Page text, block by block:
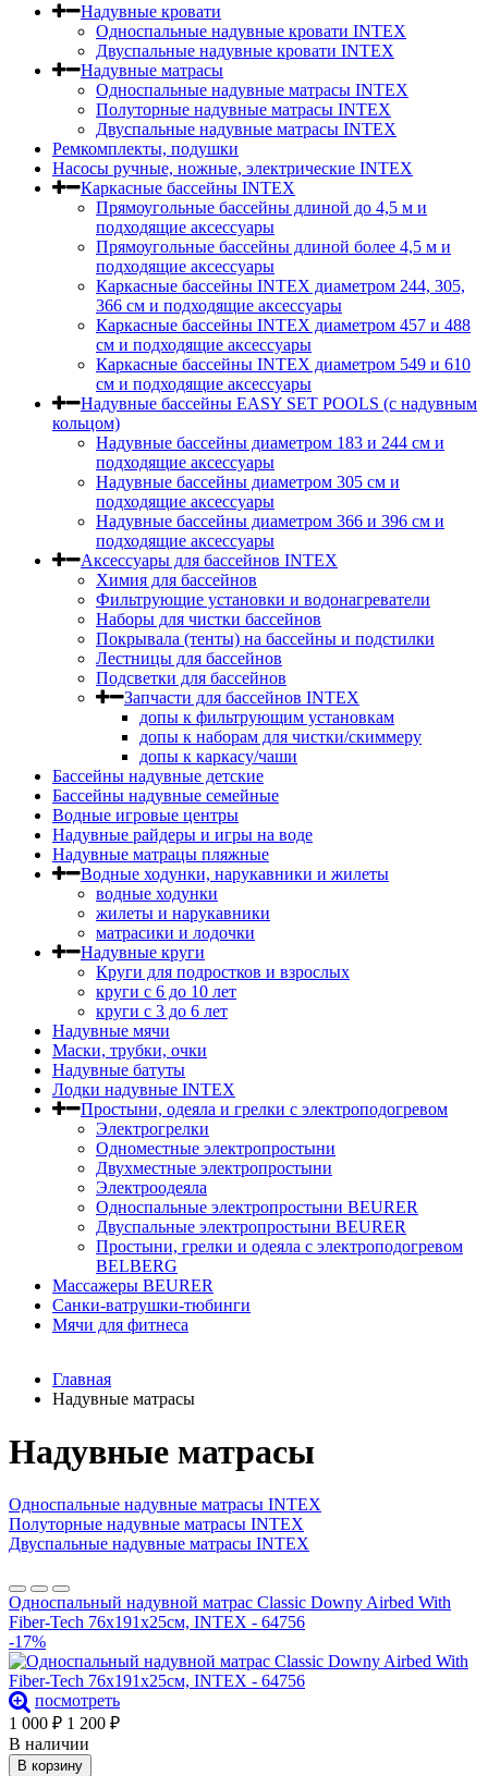
Надувные кровати
Односпальные надувные кровати INTEX
Двуспальные надувные кровати INTEX
Надувные матрасы
Односпальные надувные матрасы INTEX
Полуторные надувные матрасы INTEX
Двуспальные надувные матрасы INTEX
Ремкомплекты, подушки
Насосы ручные, ножные, электрические INTEX
Каркасные бассейны INTEX
Прямоугольные бассейны длиной до 4,5 м и
подходящие аксессуары
Прямоугольные бассейны длиной более 4,5 м и
подходящие аксессуары
Каркасные бассейны INTEX диаметром 244, 305,
366 см и подходящие аксессуары
Каркасные бассейны INTEX диаметром 457 и 488
cм и подходящие аксессуары
Каркасные бассейны INTEX диаметром 549 и 610
см и подходящие аксессуары
Надувные бассейны EASY SET POOLS (с надувным
кольцом)
Надувные бассейны диаметром 183 и 244 см и
подходящие аксессуары
Надувные бассейны диаметром 305 см и
подходящие аксессуары
Надувные бассейны диаметром 366 и 396 см и
подходящие аксессуары
Аксессуары для бассейнов INTEX
Химия для бассейнов
Фильтрующие установки и водонагреватели
Наборы для чистки бассейнов
Покрывала (тенты) на бассейны и подстилки
Лестницы для бассейнов
Подсветки для бассейнов
Запчасти для бассейнов INTEX
допы к фильтрующим установкам
допы к наборам для чистки/скиммеру
допы к каркасу/чаши
Бассейны надувные детские
Бассейны надувные семейные
Водные игровые центры
Надувные райдеры и игры на воде
Надувные матрацы пляжные
Водные ходунки, нарукавники и жилеты
водные ходунки
жилеты и нарукавники
матрасики и лодочки
Надувные круги
Круги для подростков и взрослых
круги с 6 до 10 лет
круги c 3 до 6 лет
Надувные мячи
Маски, трубки, очки
Надувные батуты
Лодки надувные INTEX
Простыни, одеяла и грелки с электроподогревом
Электрогрелки
Одноместные электропростыни
Двухместные электропростыни
Электроодеяла
Односпальные электропростыни BEURER
Двуспальные электропростыни BEURER
Простыни, грелки и одеяла с электроподогревом
BELBERG
Массажеры BEURER
Санки-ватрушки-тюбинги
Мячи для фитнеса
Главная
Надувные матрасы
Надувные матрасы
Односпальные надувные матрасы INTEX
Полуторные надувные матрасы INTEX
Двуспальные надувные матрасы INTEX
Односпальный надувной матрас Classic Downy Airbed With
Fiber-Tech 76х191х25см, INTEX - 64756
-17%
посмотреть
1 000 ₽ 1 200 ₽
В наличии
В корзину